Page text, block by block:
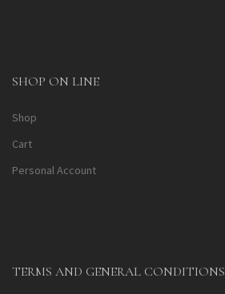
SHOP ON LINE
Shop
Cart
Personal Account
TERMS AND GENERAL CONDITIONS